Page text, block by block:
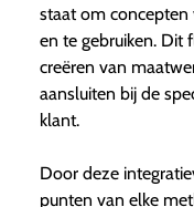
staat om
en te gebruiken. Dit
creëren van
aansluiten bij de
klant.
Door deze
punten van elke